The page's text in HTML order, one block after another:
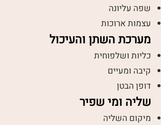
שפה עליונה
עצמות ארוכות
מערכת השתן והעיכול
כליות ושלפוחית
קיבה ומעיים
דופן הבטן
שליה ומי שפיר
מיקום השליה